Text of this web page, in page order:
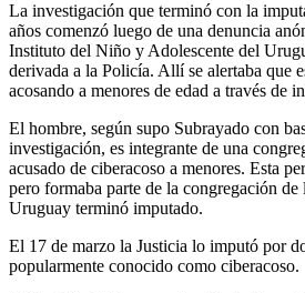
La investigación que terminó con la
años comenzó luego de una denuncia
Instituto del Niño y Adolescente del
derivada a la Policía. Allí se alertaba que
acosando a menores de edad a través de
El hombre, según supo Subrayado con
investigación, es integrante de una
acusado de ciberacoso a menores. Esta
pero formaba parte de la congregación de
Uruguay terminó imputado.
El 17 de marzo la Justicia lo imputó por
popularmente conocido como ciberacoso.